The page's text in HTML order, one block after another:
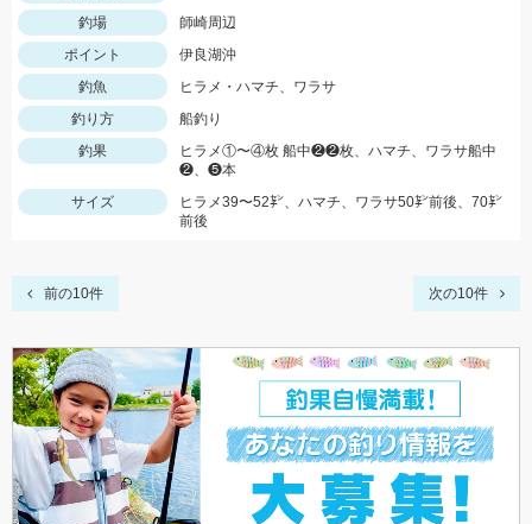
釣場
師崎周辺
ポイント
伊良湖沖
釣魚
ヒラメ・ハマチ、ワラサ
釣り方
船釣り
釣果
ヒラメ①〜④枚 船中❷❷枚、ハマチ、ワラサ船中
❷、❺本
サイズ
ヒラメ39〜52㌢、ハマチ、ワラサ50㌢前後、70㌢
前後
前の10件 次の10件